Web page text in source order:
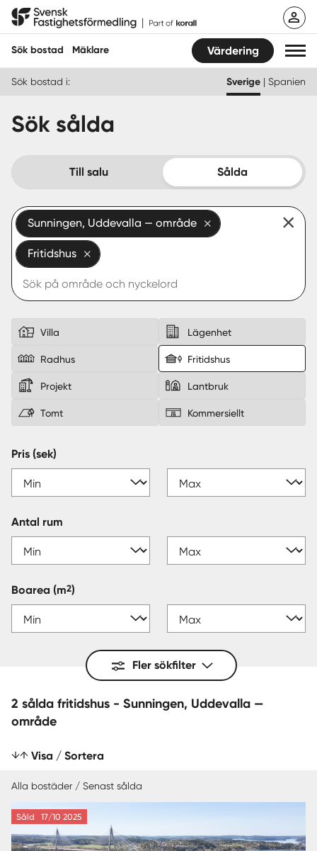
Hoppa
Svensk Fastighetsförmedling
Sök bostad Mäklare Värdering
Hitta mäklare
Köpa
Guider
Start
Logga in
Sverige
Sök bostad i: Sverige | Spanien
Sök sålda
Till salu Sålda
Sunningen, Uddevalla — område
Fritidshus
Villa Lägenhet
Radhus Fritidshus
Projekt Lantbruk
Tomt Kommersiellt
Pris (sek)
Antal rum
Boarea (m2)
Fler sökfilter
2 sålda fritidshus - Sunningen, Uddevalla —
område
Visa / Sortera
SENAST SÅLDA
Alla bostäder / Senast sålda
Såld 17/10 2025